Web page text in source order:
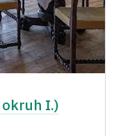
I.)